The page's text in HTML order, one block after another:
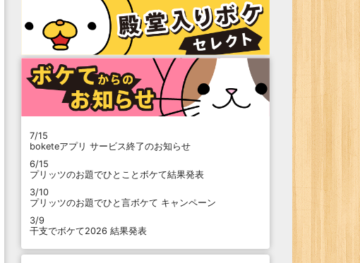
7/15
boketeアプリ サービス終了のお知らせ
6/15
プリッツのお題でひとことボケて結果発表
3/10
プリッツのお題でひと言ボケて キャンペーン
3/9
干支でボケて2026 結果発表